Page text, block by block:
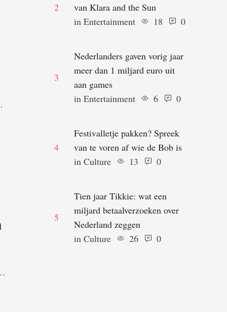
2
van Klara and the Sun
in Entertainment 18 0
3
Nederlanders gaven vorig jaar
meer dan 1 miljard euro uit
aan games
in Entertainment 6 0
4
Festivalletje pakken? Spreek
van te voren af wie de Bob is
in Culture 13 0
5
Tien jaar Tikkie: wat een
miljard betaalverzoeken over
Nederland zeggen
in Culture 26 0